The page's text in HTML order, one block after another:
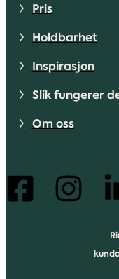
Pris
Holdbarhet
Inspirasjon
Slik fungerer
Om oss